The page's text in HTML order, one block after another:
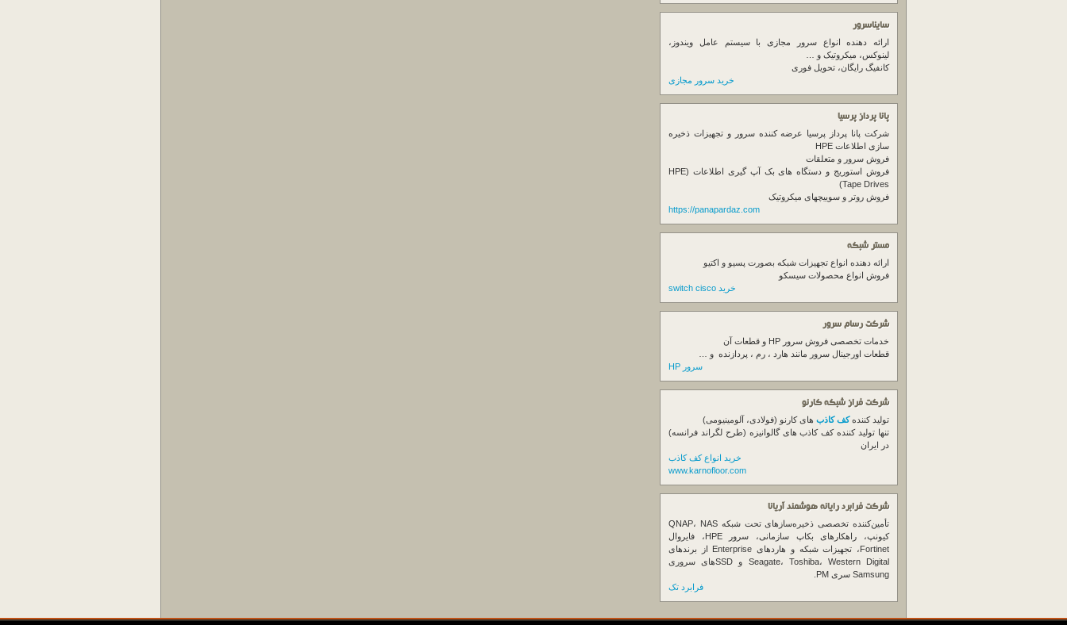
سایناسرور
ارائه دهنده انواع سرور مجازی با سیستم عامل ویندوز،
لینوکس، میکروتیک و …
کانفیگ رایگان، تحویل فوری
خرید سرور مجازی
پانا پرداز پرسیا
شرکت پانا پرداز پرسیا عرضه کننده سرور و تجهیزات ذخیره
سازی اطلاعات HPE
فروش سرور و متعلقات
فروش استوریج و دستگاه های بک آپ گیری اطلاعات (HPE
Tape Drives)
فروش روتر و سوییچهای میکروتیک
https://panapardaz.com
مستر شبکه
ارائه دهنده انواع تجهیزات شبکه بصورت پسیو و اکتیو
فروش انواع محصولات سیسکو
خرید switch cisco
شرکت رسام سرور
خدمات تخصصی فروش سرور
قطعات اورجینال سرور مانند هارد ، رم ، پردازنده و …
سرور HP
شرکت فراز شبکه کارنو
تولید کنندهکف کاذب های کارنو (فولادی، آلومینیومی)
تنها تولید کننده کف کاذب های گالوانیزه (طرح لگراند فرانسه)
در ایران
خرید انواع کف کاذب
www.karnofloor.com
شرکت فرابرد رایانه هوشمند آریانا
تأمین‌کننده تخصصی ذخیره‌سازهای تحت شبکه QNAP، NAS
کیونپ، راهکارهای بکاپ سازمانی، سرور HPE، فایروال
Fortinet، تجهیزات شبکه و هاردهای Enterprise از برندهای
Seagate، Toshiba، Western Digital و SSDهای سروری
Samsung سری PM.
فرابرد تک